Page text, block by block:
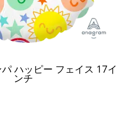
ハッピー フェイス 17イ
ンチ